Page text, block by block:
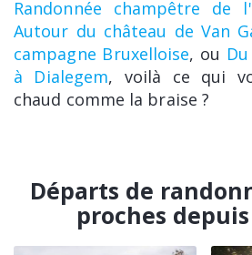
Randonnée champêtre de
Autour du château de Van
campagne Bruxelloise, ou
à Dialegem, voilà ce qui
chaud comme la braise ?
Départs de
proches